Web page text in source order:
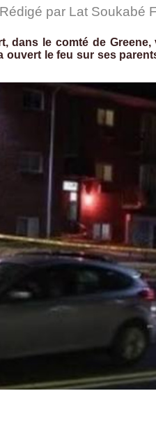
par Lat Soukabé
dans le comté de Greene,
ouvert le feu sur ses